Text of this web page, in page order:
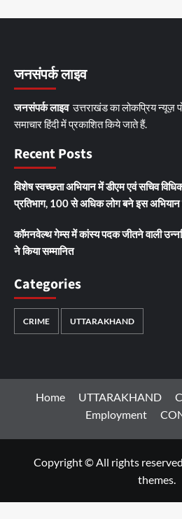
जनसंपर्क लाइव
जनसंपर्क लाइवउत्तराखंड का लोकप्रिय न्यूज़
समाचार हिंदी में प्रकाशित किये जाते हैं.
Recent Posts
विशेष स्वच्छता अभियान में डीएम एवं सचिव
प्रतिभाग, 100 से अधिक लोग बने इस अभियान
कॉमनवेल्थ गेम्स में कांस्य पदक जीतने वाली
ने किया सम्मानित
Categories
CRIME UTTARAKHAND
Home UTTARAKHAND
Employment
Copyright © All rights
themes.